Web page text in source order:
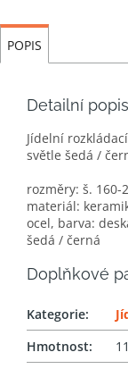
POPIS
Detailní
Jídelní
světle šedá /
rozměry: š. 160-
materiál:
ocel, barva:
šedá / černá
Doplňkové
Kategorie:
Hmotnost: